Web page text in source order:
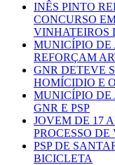
INÊS PINTO
CONCURSO
VINHATEIROS
MUNICÍPIO DE
REFORÇAM
GNR DETEVE
HOMÍCIDIO E
MUNICÍPIO DE
GNR E PSP
JOVEM DE 17
PROCESSO
PSP DE
BICICLETA